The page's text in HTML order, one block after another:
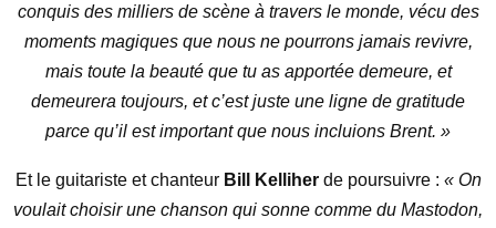
conquis des milliers de scène à travers le monde, vécu des
moments magiques que nous ne pourrons jamais revivre,
mais toute la beauté que tu as apportée demeure, et
demeurera toujours, et c’est juste une ligne de gratitude
parce qu’il est important que nous incluions Brent. »
Et le guitariste et chanteur Bill Kelliherde poursuivre : « On
voulait choisir une chanson qui sonne comme du Mastodon,